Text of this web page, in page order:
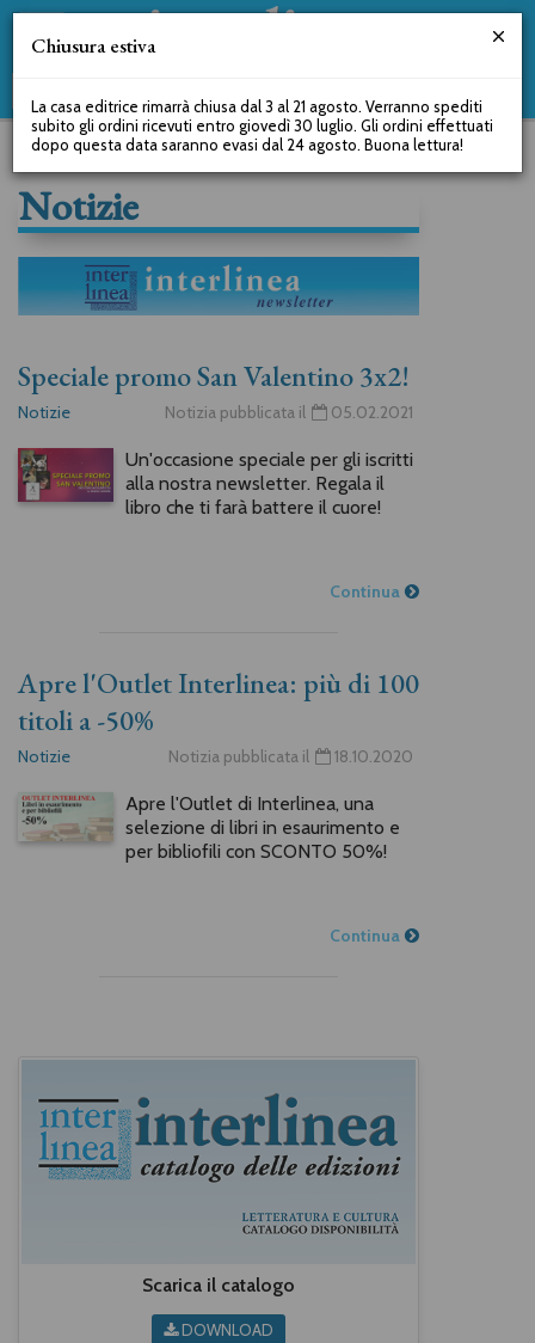
Notizie
Speciale promo San Valentino 3x2!
Notizie Notizia pubblicata il 05.02.2021
Un'occasione speciale per gli iscritti
alla nostra newsletter. Regala il
libro che ti farà battere il cuore!
Continua
Apre l'Outlet Interlinea: più di 100
titoli a -50%
Notizie Notizia pubblicata il 18.10.2020
Apre l'Outlet di Interlinea, una
selezione di libri in esaurimento e
per bibliofili con SCONTO 50%!
Continua
Scarica il catalogo
DOWNLOAD
Chiusura estiva
La casa editrice rimarrà chiusa dal 3 al 21 agosto. Verranno spediti
subito gli ordini ricevuti entro giovedì 30 luglio. Gli ordini effettuati
dopo questa data saranno evasi dal 24 agosto. Buona lettura!